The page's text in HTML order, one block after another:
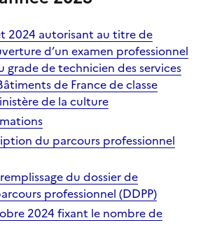
2024 autorisant au titre de
d’un examen professionnel
grade de technicien des services
de France de classe
de la culture
du parcours professionnel
du dossier de
professionnel (DDPP)
2024 fixant le nombre de